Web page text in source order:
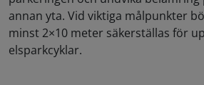
annan yta. Vid viktiga målpunkter
minst 2×10 meter säkerställas för
elsparkcyklar.